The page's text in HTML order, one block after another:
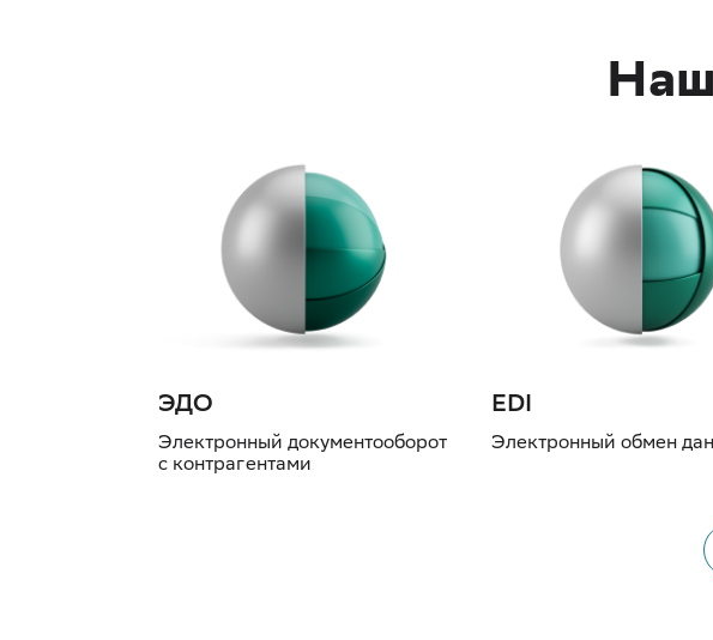
ЭДО
Электронный документооборот
с контрагентами
EDI
Электронный обмен